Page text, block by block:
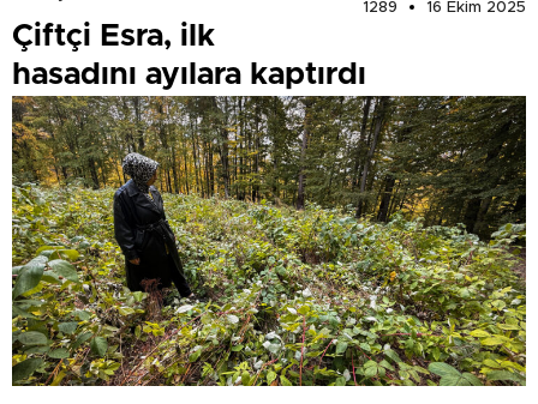
1289
16 Ekim 2025
Çiftçi Esra, ilk
hasadını ayılara kaptırdı